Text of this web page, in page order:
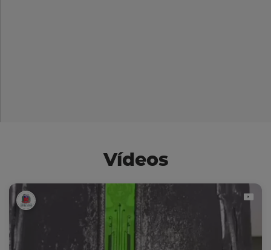
Vídeos